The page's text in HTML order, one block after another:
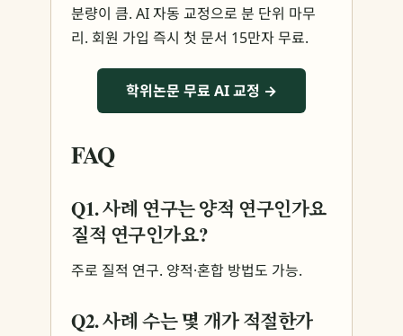
분량이 큼. AI 자동 교정으로 분 단위 마무
리. 회원 가입 즉시 첫 문서 15만자 무료.
학위논문 무료 AI 교정 →
FAQ
Q1. 사례 연구는 양적 연구인가요
질적 연구인가요?
주로 질적 연구. 양적·혼합 방법도 가능.
Q2. 사례 수는 몇 개가 적절한가